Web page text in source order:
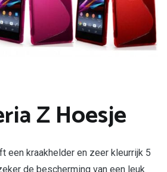
Z Hoesje
een kraakhelder en zeer kleurrijk 5
de bescherming van een leuk